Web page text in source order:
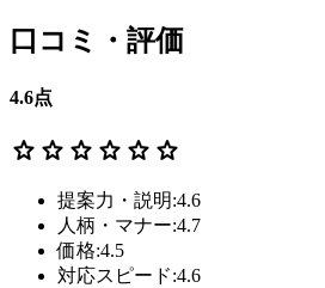
口コミ・評価
4.6点
star star star star star star
提案力・説明:4.6
人柄・マナー:4.7
価格:4.5
対応スピード:4.6